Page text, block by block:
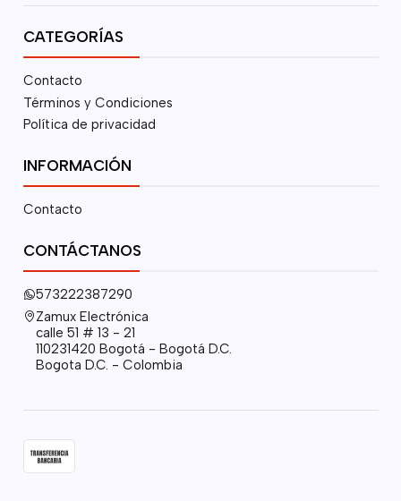
CATEGORÍAS
Contacto
Términos y Condiciones
Política de privacidad
INFORMACIÓN
Contacto
CONTÁCTANOS
573222387290
Zamux Electrónica
calle 51 # 13 - 21
110231420 Bogotá - Bogotá D.C.
Bogota D.C. - Colombia